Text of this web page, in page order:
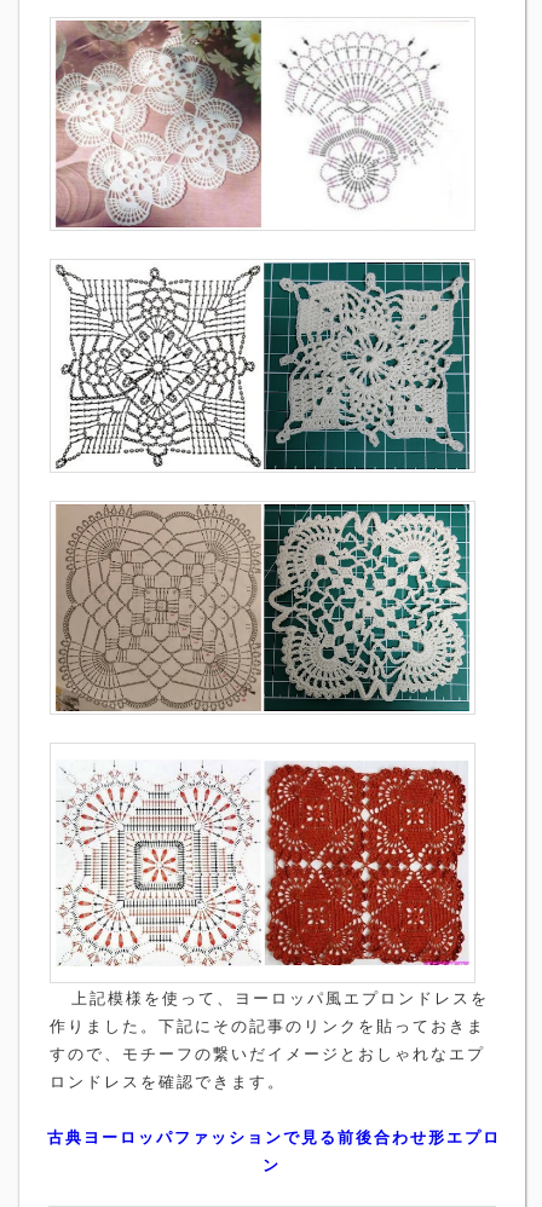
上記模様を使って、ヨーロッパ風エプロンドレスを
作りました。下記にその記事のリンクを貼っておきま
すので、モチーフの繋いだイメージとおしゃれなエプ
ロンドレスを確認できます。
古典ヨーロッパファッションで見る前後合わせ形エプロ
ン